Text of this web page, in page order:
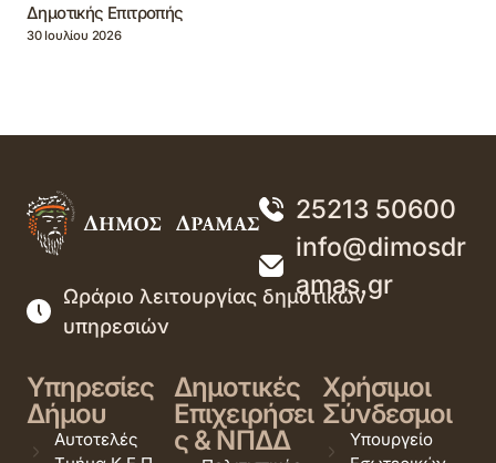
Δημοτικής Επιτροπής
30 Ιουλίου 2026
25213 50600
info@dimosdr
amas.gr
Ωράριο λειτουργίας δημοτικών
υπηρεσιών
Υπηρεσίες
Δήμου
Αυτοτελές
Δημοτικές
Επιχειρήσει
ς & ΝΠΔΔ
Χρήσιμοι
Σύνδεσμοι
Υπουργείο